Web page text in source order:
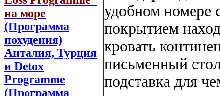
на море
(Программа
похудения)
Анталия, Турция
и Detox
Programme
(Программа
удобном номере
покрытием
кровать
письменный
подставка для